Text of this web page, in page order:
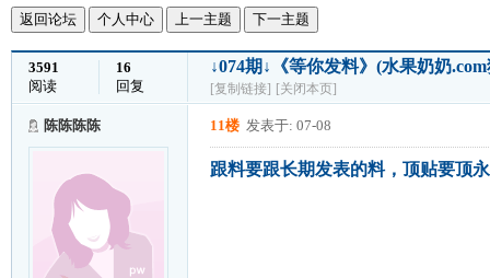
返回论坛 个人中心 上一主题 下一主题
3591
阅读
16
回复
↓074期↓《等你发料》(水果奶奶
[复制链接] [关闭本页]
陈陈陈陈 11楼 发表于: 07-08
跟料要跟长期发表的料，顶贴要顶